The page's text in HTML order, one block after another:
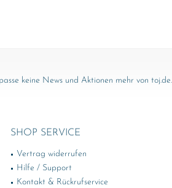
keine News und Aktionen mehr von toj.de.
SHOP SERVICE
Vertrag widerrufen
Hilfe / Support
Kontakt & Rückrufservice